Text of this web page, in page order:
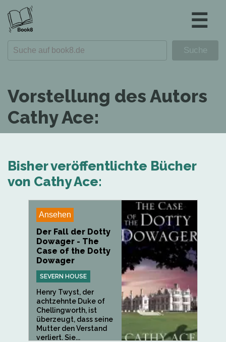
☰
Vorstellung des Autors
Cathy Ace:
Bisher veröffentlichte Bücher
von Cathy Ace:
Ansehen
Der Fall der Dotty
Dowager - The
Case of the Dotty
Dowager
SEVERN HOUSE
Henry Twyst, der
achtzehnte Duke of
Chellingworth, ist
überzeugt, dass seine
Mutter den Verstand
verliert. Sie...